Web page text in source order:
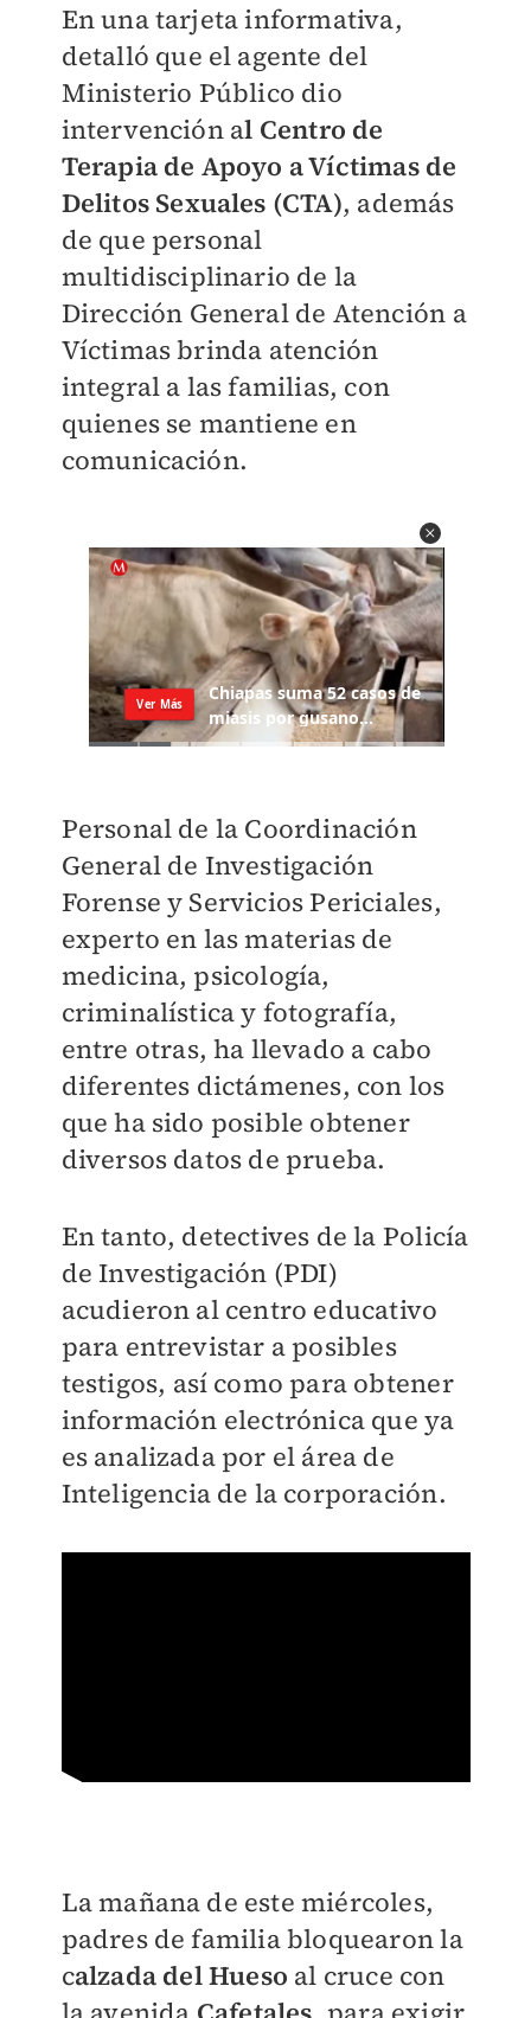
En una tarjeta informativa,
detalló que el agente del
Ministerio Público dio
intervención al Centro de
Terapia de Apoyo a Víctimas de
Delitos Sexuales (CTA), además
de que personal
multidisciplinario de la
Dirección General de Atención a
Víctimas brinda atención
integral a las familias, con
quienes se mantiene en
comunicación.
Personal de la Coordinación
General de Investigación
Forense y Servicios Periciales,
experto en las materias de
medicina, psicología,
criminalística y fotografía,
entre otras, ha llevado a cabo
diferentes dictámenes, con los
que ha sido posible obtener
diversos datos de prueba.
En tanto, detectives de la Policía
de Investigación (PDI)
acudieron al centro educativo
para entrevistar a posibles
testigos, así como para obtener
información electrónica que ya
es analizada por el área de
Inteligencia de la corporación.
La mañana de este miércoles,
padres de familia bloquearon la
calzada del Hueso al cruce con